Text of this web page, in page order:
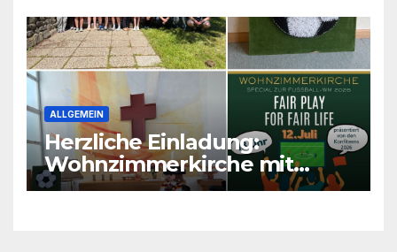
ALLGEMEIN
Herzliche Einladung:
Wohnzimmerkirche mit
unseren Konfis